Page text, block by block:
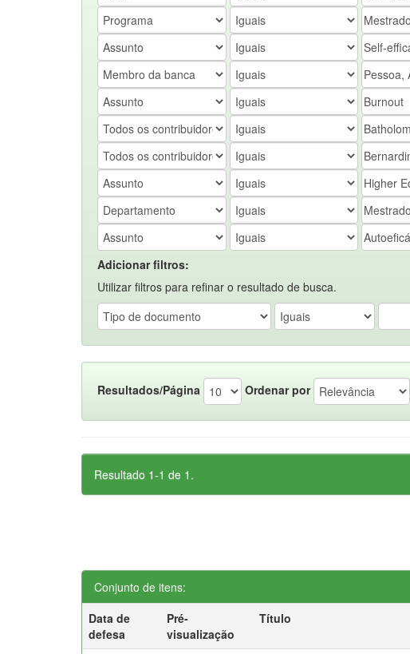
Adicionar filtros:
Utilizar filtros para refinar o resultado de busca.
Resultados/Página Ordenar por
Resultado 1-1 de 1.
Conjunto de itens:
Data de
defesa
Pré-
visualização
Título